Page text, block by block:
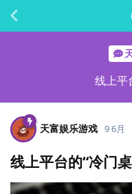
线上平
天富娱乐游戏 9 6月
线上平台的“冷门